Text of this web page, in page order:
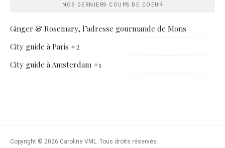
NOS DERNIERS COUPS DE COEUR
Ginger & Rosemary, l’adresse gourmande de Mons
City guide à Paris #2
City guide à Amsterdam #1
Copyright © 2026 Caroline VML. Tous droits réservés.